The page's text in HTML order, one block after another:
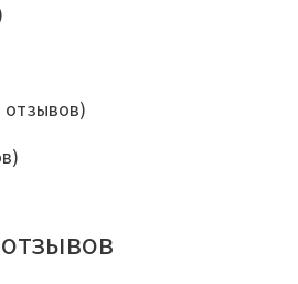
отзывов)